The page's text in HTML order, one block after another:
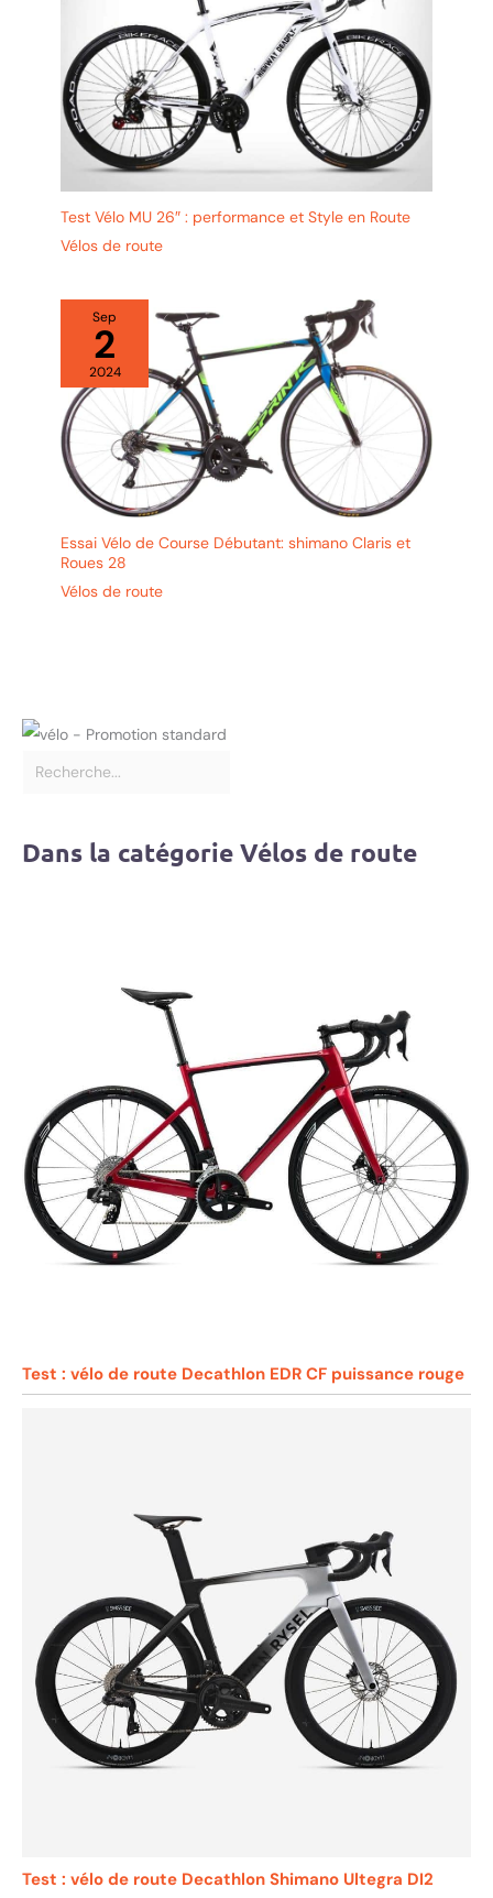
Test Vélo MU 26″ : performance et Style en Route
Vélos de route
Sep
2
2024
Essai Vélo de Course Débutant: shimano Claris et
Roues 28
Vélos de route
Dans la catégorie Vélos de route
Test : vélo de route Decathlon EDR CF puissance rouge
Test : vélo de route Decathlon Shimano Ultegra DI2